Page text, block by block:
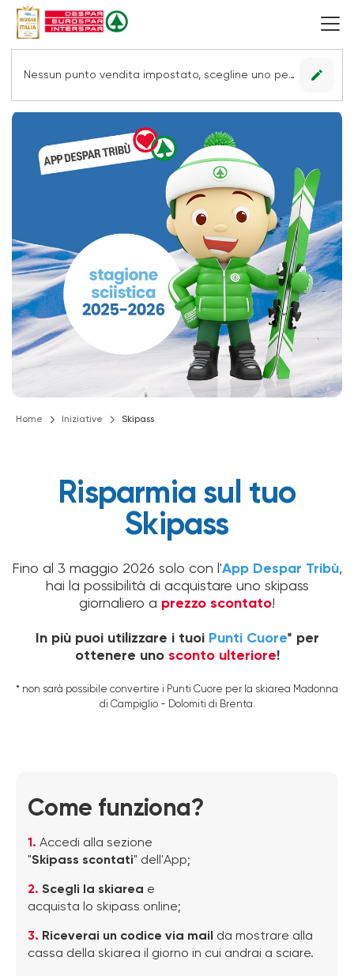
Nessun punto vendita impostato, scegline uno per vedere le offerte. edit
Home Iniziative Skipass
Risparmia sul tuo
Skipass
Fino al 3 maggio 2026 solo con l'App Despar Tribù,
hai la possibilità di acquistare uno skipass
giornaliero a prezzo scontato!
In più puoi utilizzare i tuoi Punti Cuore* per
ottenere uno sconto ulteriore!
* non sarà possibile convertire i Punti Cuore per la skiarea Madonna
di Campiglio - Dolomiti di Brenta.
Come funziona?
1. Accedi alla sezione
"Skipass scontati" dell'App;
2. Scegli la skiarea e
acquista lo skipass online;
3. Riceverai un codice via mail
da mostrare alla
cassa della skiarea il giorno in cui andrai a sciare.